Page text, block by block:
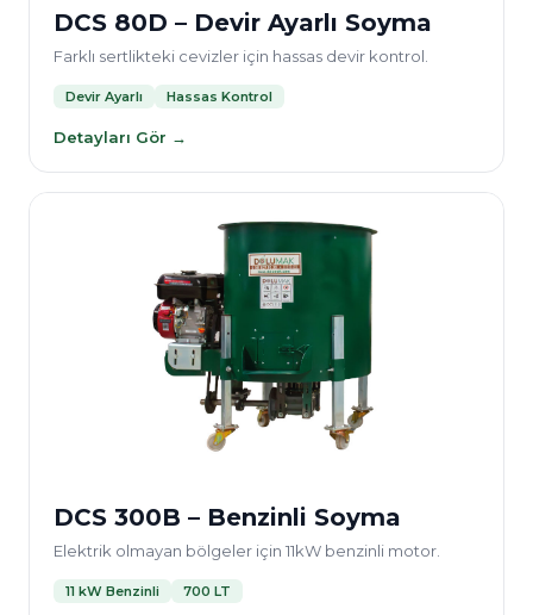
DCS 80D – Devir Ayarlı Soyma
Farklı sertlikteki cevizler için hassas devir kontrol.
Devir Ayarlı Hassas Kontrol
Detayları Gör →
DCS 300B – Benzinli Soyma
Elektrik olmayan bölgeler için 11kW benzinli motor.
11 kW Benzinli 700 LT